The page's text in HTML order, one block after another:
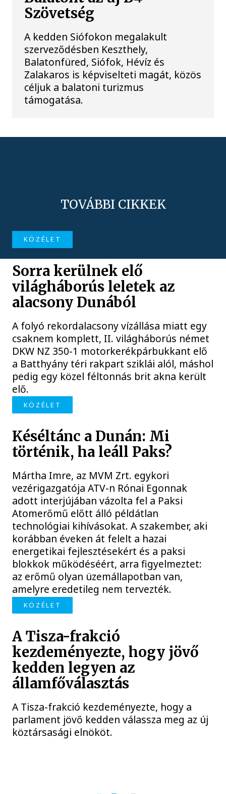
Szövetség
A kedden Siófokon megalakult
szerveződésben Keszthely,
Balatonfüred, Siófok, Hévíz és
Zalakaros is képviselteti magát, közös
céljuk a balatoni turizmus
támogatása.
TOVÁBBI CIKKEK
KÖZÉLET
Sorra kerülnek elő
világháborús leletek az
alacsony Dunából
A folyó rekordalacsony vízállása miatt egy
csaknem komplett, II. világháborús német
DKW NZ 350-1 motorkerékpárbukkant elő
a Batthyány téri rakpart sziklái alól, máshol
pedig egy közel féltonnás brit akna került
elő.
KÖZÉLET
Késéltánc a Dunán: Mi
történik, ha leáll Paks?
Mártha Imre, az MVM Zrt. egykori
vezérigazgatója ATV-n Rónai Egonnak
adott interjújában vázolta fel a Paksi
Atomerőmű előtt álló példátlan
technológiai kihívásokat. A szakember, aki
korábban éveken át felelt a hazai
energetikai fejlesztésekért és a paksi
blokkok működéséért, arra figyelmeztet:
az erőmű olyan üzemállapotban van,
amelyre eredetileg nem tervezték.
KÖZÉLET
A Tisza-frakció
kezdeményezte, hogy jövő
kedden legyen az
államfőválasztás
A Tisza-frakció kezdeményezte, hogy a
parlament jövő kedden válassza meg az új
köztársasági elnököt.